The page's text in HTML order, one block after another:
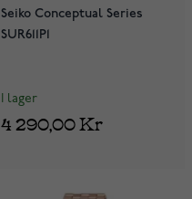
Seiko Conceptual Series
SUR611P1
I lager
4 290,00 Kr